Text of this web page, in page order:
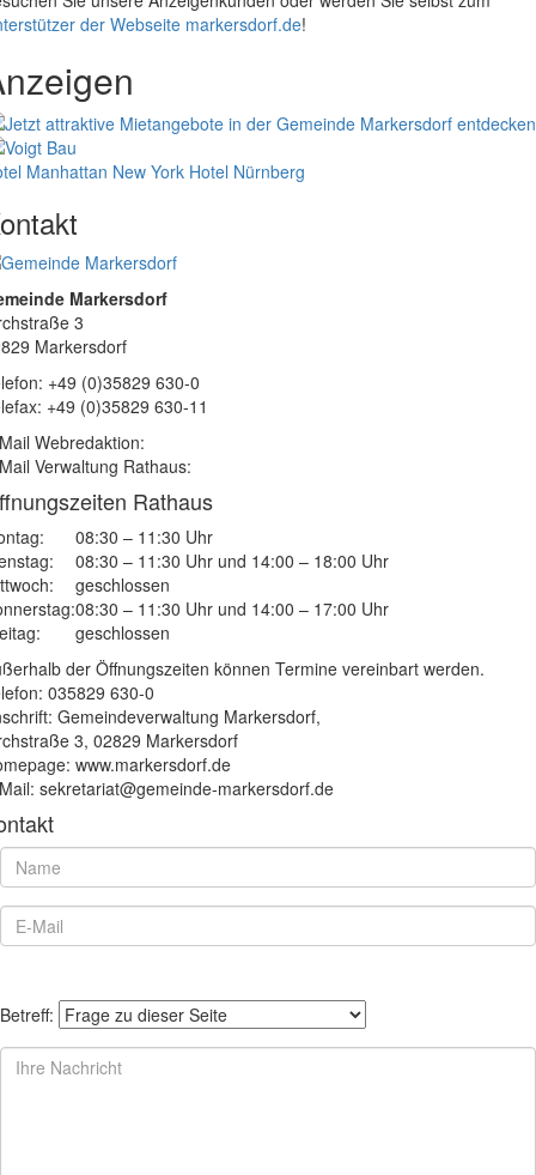
der Webseite markersdorf.de!
Manhattan New York Hotel Nürnberg
Markersdorf
3
Markersdorf
+49 (0)35829 630-0
+49 (0)35829 630-11
Webredaktion:
Verwaltung Rathaus:
Rathaus
08:30 – 11:30 Uhr
08:30 – 11:30 Uhr und 14:00 – 18:00 Uhr
geschlossen
08:30 – 11:30 Uhr und 14:00 – 17:00 Uhr
geschlossen
der Öffnungszeiten können Termine vereinbart werden.
035829 630-0
Gemeindeverwaltung Markersdorf,
3, 02829 Markersdorf
www.markersdorf.de
sekretariat@gemeinde-markersdorf.de
Betreff: